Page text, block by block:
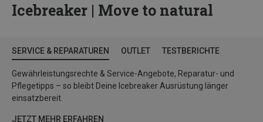
Icebreaker | Move to natural
SERVICE & REPARATUREN OUTLET TESTBERICHTE
Gewährleistungsrechte & Service-Angebote, Reparatur- und
Pflegetipps – so bleibt Deine Icebreaker Ausrüstung länger
einsatzbereit.
JETZT MEHR ERFAHREN